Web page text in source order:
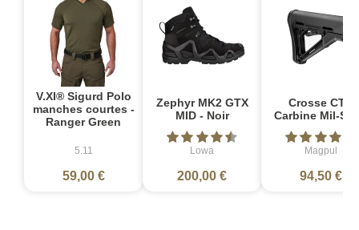
V.XI® Sigurd Polo
manches courtes -
Ranger Green
5.11
59,00 €
Zephyr MK2 GTX
MID - Noir
Lowa
200,00 €
Crosse CTR
Carbine Mil-
Magpul
94,50 €